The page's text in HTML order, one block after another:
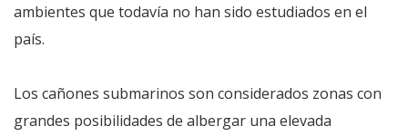
ambientes que todavía no han sido estudiados en el
país.
Los cañones submarinos son considerados zonas con
grandes posibilidades de albergar una elevada